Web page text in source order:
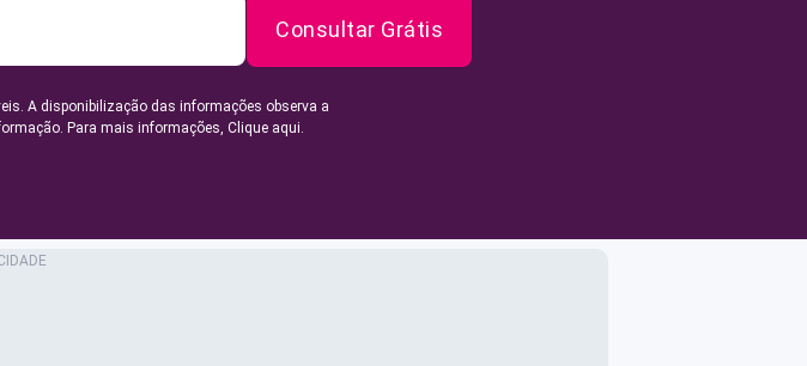
Consultar Grátis
A disponibilização das informações observa a
Para mais informações, Clique aqui.